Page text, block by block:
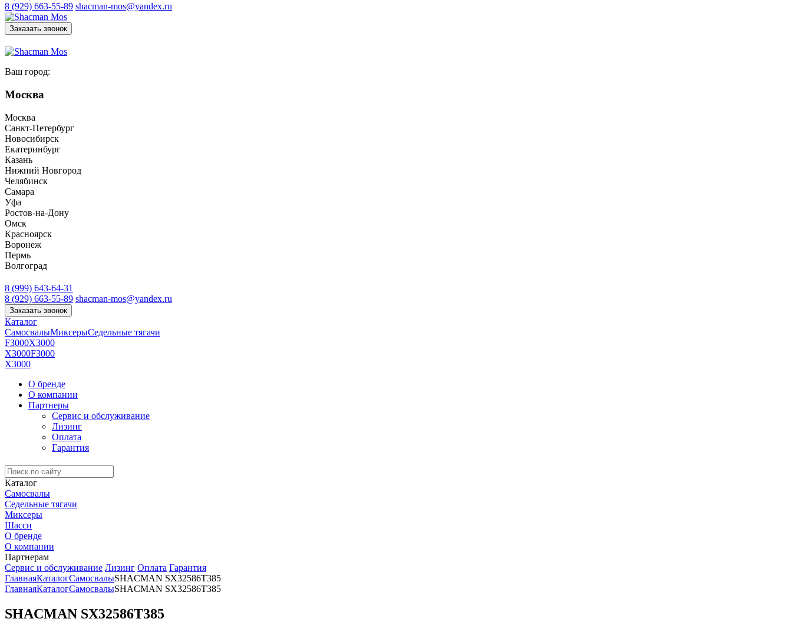
8 (929) 663-55-89 shacman-mos@yandex.ru
Заказать звонок
Ваш город:
Москва
Москва
Санкт-Петербург
Новосибирск
Екатеринбург
Казань
Нижний Новгород
Челябинск
Самара
Уфа
Ростов-на-Дону
Омск
Красноярск
Воронеж
Пермь
Волгоград
8 (999) 643-64-31
8 (929) 663-55-89 shacman-mos@yandex.ru
Заказать звонок
Каталог
СамосвалыМиксерыСедельные тягачи
F3000X3000
X3000F3000
X3000
О бренде
О компании
Партнеры
Сервис и обслуживание
Лизинг
Оплата
Гарантия
Каталог
Самосвалы
Седельные тягачи
Миксеры
Шасси
О бренде
О компании
Партнерам
Сервис и обслуживание Лизинг Оплата Гарантия
ГлавнаяКаталогСамосвалыSHACMAN SX32586T385
ГлавнаяКаталогСамосвалыSHACMAN SX32586T385
SHACMAN SX32586T385